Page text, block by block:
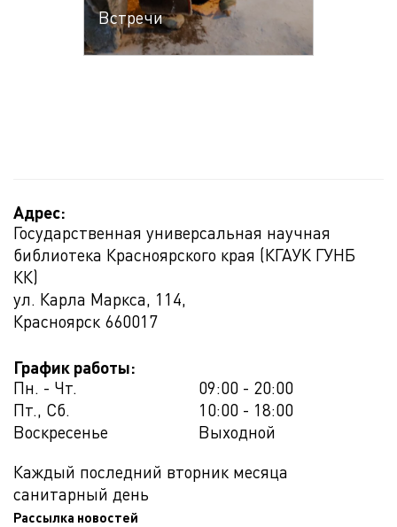
Встречи
Адрес:
Государственная универсальная научная
библиотека Красноярского края (КГАУК ГУНБ
КК)
ул. Карла Маркса, 114,
Красноярск 660017
График работы:
Пн. - Чт.
09:00 - 20:00
Пт., Сб.
10:00 - 18:00
Воскресенье
Выходной
Каждый последний вторник месяца
санитарный день
Рассылка новостей